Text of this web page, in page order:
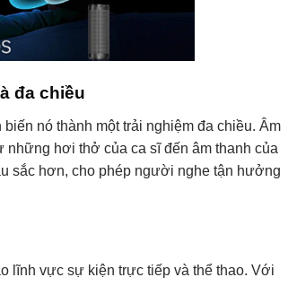
đa chiều
nó thành một trải nghiệm đa chiều. Âm
những hơi thở của ca sĩ đến âm thanh của
sắc hơn, cho phép người nghe tận hưởng
lĩnh vực sự kiện trực tiếp và thể thao. Với